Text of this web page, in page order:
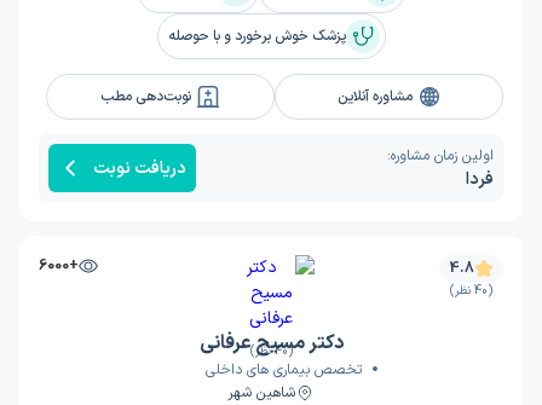
پزشک خوش برخورد و با حوصله
مشاوره آنلاین نوبت‌دهی مطب
اولین زمان مشاوره:
فردا دریافت نوبت
(40 نظر)
+6000 4.8
(40 نظر)
دکتر مسیح عرفانی
تخصص بیماری های داخلی
شاهین شهر